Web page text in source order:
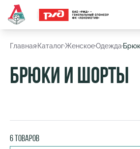
Главная КаталогЖенскоеОдежда
Брюки и шорты
6 товаров